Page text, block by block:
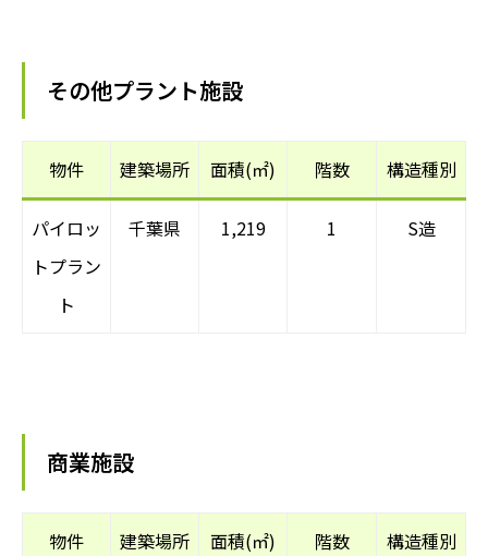
その他プラント施設
物件 建築場所 面積(㎡) 階数 構造種別
パイロッ
トプラン
ト
千葉県 1,219 1 S造
商業施設
物件 建築場所 面積(㎡) 階数 構造種別